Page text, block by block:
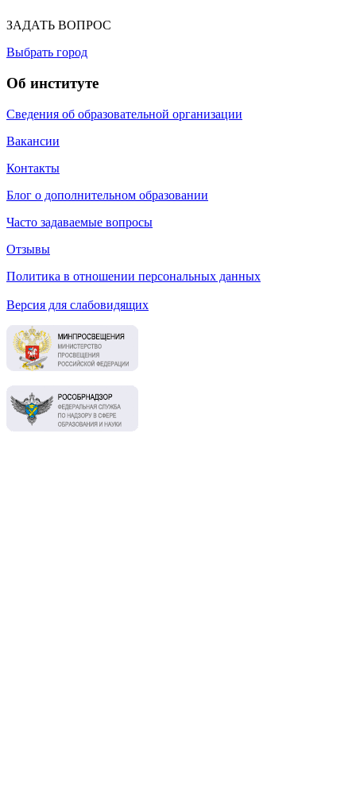
ЗАДАТЬ ВОПРОС
Выбрать город
Об институте
Сведения об образовательной организации
Вакансии
Контакты
Блог о дополнительном образовании
Часто задаваемые вопросы
Отзывы
Политика в отношении персональных данных
Версия для слабовидящих